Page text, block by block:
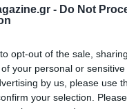
- Do Not
opt-out of the sale,
your personal or
by us, please use
your selection.